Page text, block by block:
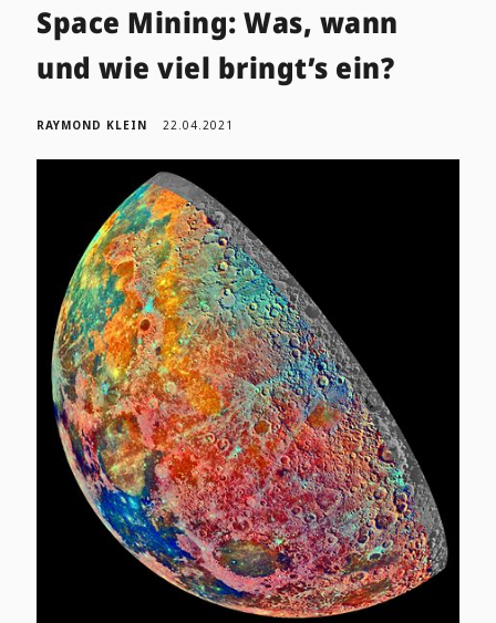
Space Mining: Was, wann
und wie viel bringt’s ein?
RAYMOND KLEIN 22.04.2021